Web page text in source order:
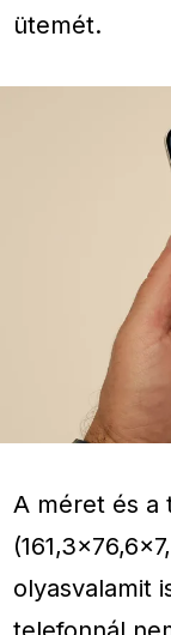
ütemét.
A méret és a
olyasvalamit